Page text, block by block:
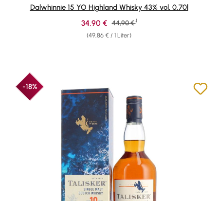
Durchschnittliche Bewertung von 4.82 von 5 Sternen
Dalwhinnie 15 YO Highland Whisky 43% vol. 0,70l
(49,86 € / 1 Liter)
Verkaufspreis:
34,90 € Regulärer Preis:
44,90 € 1
-18%